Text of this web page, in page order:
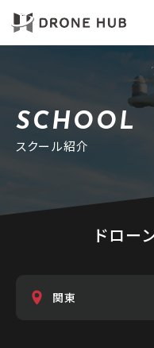
SCHOOL
スクール紹介
ドロー
関東